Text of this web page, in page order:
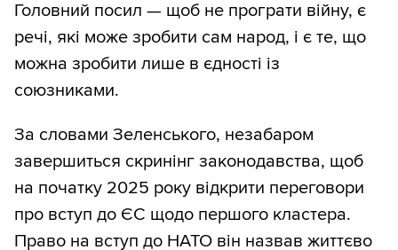
Головний посил — щоб не програти війну, є
речі, які може зробити сам народ, і є те, що
можна зробити лише в єдності із
союзниками.
За словами Зеленського, незабаром
завершиться скринінг законодавства, щоб
на початку 2025 року відкрити переговори
про вступ до ЄС щодо першого кластера.
Право на вступ до НАТО він назвав життєво